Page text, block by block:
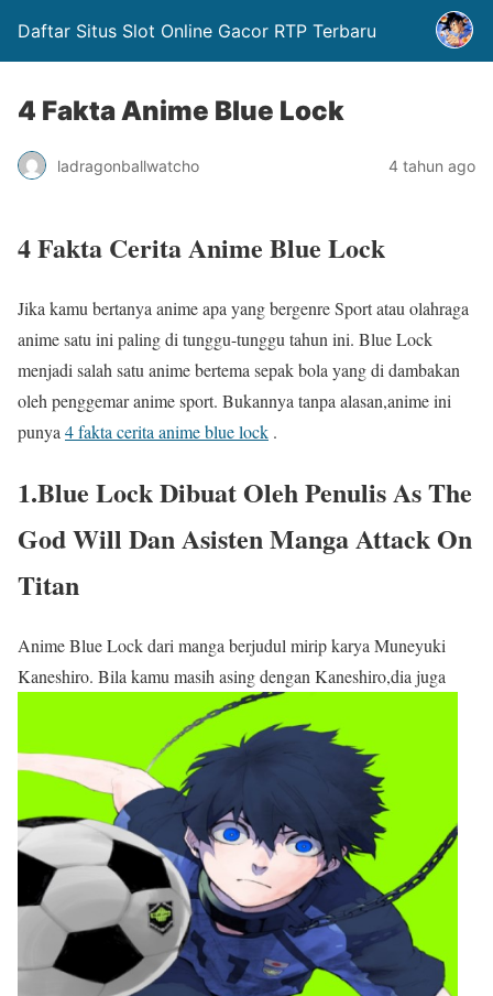
Daftar Situs Slot Online Gacor RTP Terbaru
4 Fakta Anime Blue Lock
ladragonballwatcho 4 tahun ago
4 Fakta Cerita Anime Blue Lock
Jika kamu bertanya anime apa yang bergenre Sport atau olahraga
anime satu ini paling di tunggu-tunggu tahun ini. Blue Lock
menjadi salah satu anime bertema sepak bola yang di dambakan
oleh penggemar anime sport. Bukannya tanpa alasan,anime ini
punya 4 fakta cerita anime blue lock .
1.Blue Lock Dibuat Oleh Penulis As The
God Will Dan Asisten Manga Attack On
Titan
Anime Blue Lock dari manga berjudul mirip karya Muneyuki
Kaneshiro. Bila kamu masih asing dengan Kaneshiro,dia juga